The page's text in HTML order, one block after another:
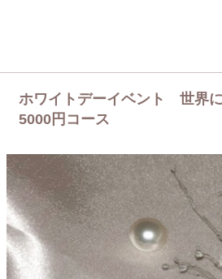
ホワイトデーイベント 世界
5000円コース